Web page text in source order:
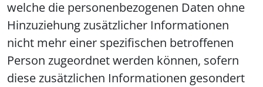
welche die personenbezogenen Daten ohne
Hinzuziehung zusätzlicher Informationen
nicht mehr einer spezifischen betroffenen
Person zugeordnet werden können, sofern
diese zusätzlichen Informationen gesondert